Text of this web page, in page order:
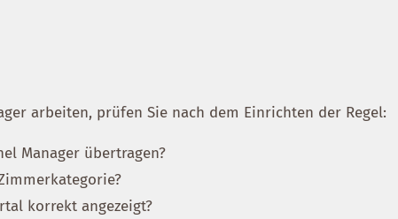
arbeiten, prüfen Sie nach dem Einrichten der Regel:
Manager übertragen?
korrekt angezeigt?